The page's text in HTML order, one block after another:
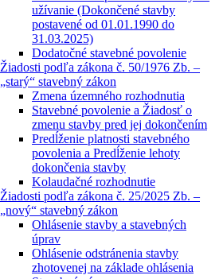
užívanie (Dokončené stavby
postavené od 01.01.1990 do
31.03.2025)
Dodatočné stavebné povolenie
Žiadosti podľa zákona č. 50/1976 Zb. –
„starý“ stavebný zákon
Zmena územného rozhodnutia
Stavebné povolenie a Žiadosť o
zmenu stavby pred jej dokončením
Predĺženie platnosti stavebného
povolenia a Predĺženie lehoty
dokončenia stavby
Kolaudačné rozhodnutie
Žiadosti podľa zákona č. 25/2025 Zb. –
„nový“ stavebný zákon
Ohlásenie stavby a stavebných
úprav
Ohlásenie odstránenia stavby
zhotovenej na základe ohlásenia